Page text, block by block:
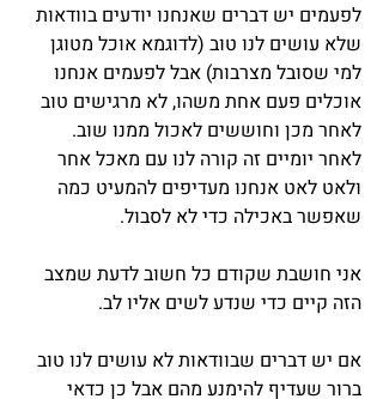
לפעמים יש דברים שאנחנו יודעים בוודאות
שלא עושים לנו טוב (לדוגמא אוכל מטוגן
למי שסובל מצרבות) אבל לפעמים אנחנו
אוכלים פעם אחת משהו, לא מרגישים טוב
לאחר מכן וחוששים לאכול ממנו שוב.
לאחר יומיים זה קורה לנו עם מאכל אחר
ולאט לאט אנחנו מעדיפים להמעיט כמה
שאפשר באכילה כדי לא לסבול.
אני חושבת שקודם כל חשוב לדעת שמצב
הזה קיים כדי שנדע לשים אליו לב.
אם יש דברים שבוודאות לא עושים לנו טוב
ברור שעדיף להימנע מהם אבל כן כדאי